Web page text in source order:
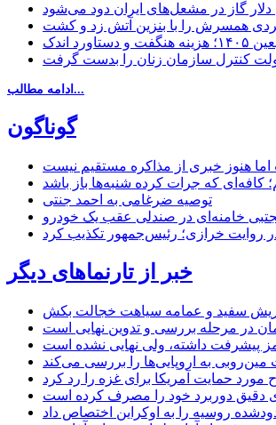
گاز در مشعل‌های ایران دود می‌شود
همسرش را با بنزین آتش زد و کشت
اندک
ادامه مطالب...
گوناگون
هنوز خبری از مذاکره مستقیم نیست
که جرات کرده شنبه‌ها باز باشد
توصیه ضرغامی به احمد جنتی
مجتبی خامنه‌ای در صندلی عقب یک خودرو
خبر از تارنماهای دیگر
ریش سفید و عمامه سیاهت خجالت بکش
در مرحله بررسی و تدوین نهایی است
پیشرفت داشته، ولی نهایی نشده است
مین‌روبی به اروپایی‌ها را بررسی می‌کند
مورد حمایت آمریکا برای غزه را رد کرد
دقیق دوربرد خود را مصرف کرده است